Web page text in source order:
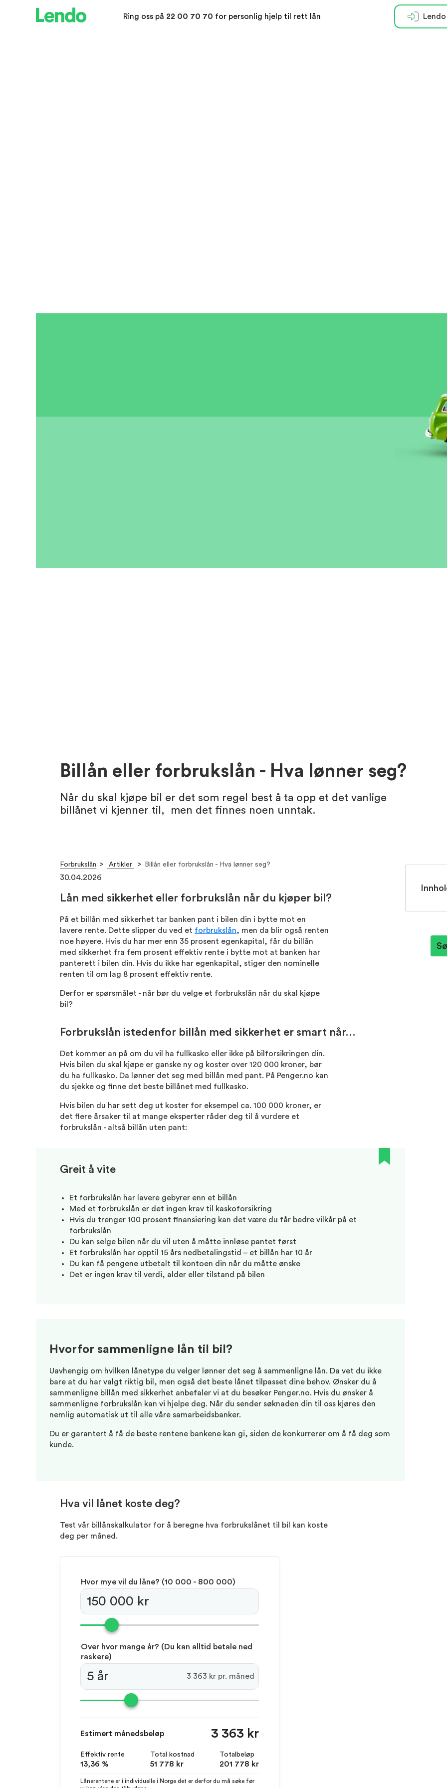
Ring oss på 22 00 70 70 for personlig hjelp til rett lån
Billån eller forbrukslån - Hva lønner seg?
Når du skal kjøpe bil er det som regel best å ta opp et det vanlige
billånet vi kjenner til, men det finnes noen unntak.
Forbrukslån Artikler Billån eller forbrukslån - Hva lønner seg?
30.04.2026
Lån med sikkerhet eller forbrukslån når du kjøper bil?
På et billån med sikkerhet tar banken pant i bilen din i bytte mot en
lavere rente. Dette slipper du ved et forbrukslån, men da blir også renten
noe høyere. Hvis du har mer enn 35 prosent egenkapital, får du billån
med sikkerhet fra fem prosent effektiv rente i bytte mot at banken har
panterett i bilen din. Hvis du ikke har egenkapital, stiger den nominelle
renten til om lag 8 prosent effektiv rente.
Derfor er spørsmålet - når bør du velge et forbrukslån når du skal kjøpe
bil?
Forbrukslån istedenfor billån med sikkerhet er smart når…
Det kommer an på om du vil ha fullkasko eller ikke på bilforsikringen din.
Hvis bilen du skal kjøpe er ganske ny og koster over 120 000 kroner, bør
du ha fullkasko. Da lønner det seg med billån med pant. På Penger.no kan
du sjekke og finne det beste billånet med fullkasko.
Hvis bilen du har sett deg ut koster for eksempel ca. 100 000 kroner, er
det flere årsaker til at mange eksperter råder deg til å vurdere et
forbrukslån - altså billån uten pant:
Greit å vite
Et forbrukslån har lavere gebyrer enn et billån
Med et forbrukslån er det ingen krav til kaskoforsikring
Hvis du trenger 100 prosent finansiering kan det være du får bedre vilkår på et
forbrukslån
Du kan selge bilen når du vil uten å måtte innløse pantet først
Et forbrukslån har opptil 15 års nedbetalingstid – et billån har 10 år
Du kan få pengene utbetalt til kontoen din når du måtte ønske
Det er ingen krav til verdi, alder eller tilstand på bilen
Hvorfor sammenligne lån til bil?
Uavhengig om hvilken lånetype du velger lønner det seg å sammenligne lån. Da vet du ikke
bare at du har valgt riktig bil, men også det beste lånet tilpasset dine behov. Ønsker du å
sammenligne billån med sikkerhet anbefaler vi at du besøker Penger.no. Hvis du ønsker å
sammenligne forbrukslån kan vi hjelpe deg. Når du sender søknaden din til oss kjøres den
nemlig automatisk ut til alle våre samarbeidsbanker.
Du er garantert å få de beste rentene bankene kan gi, siden de konkurrerer om å få deg som
kunde.
Hva vil lånet koste deg?
Test vår billånskalkulator for å beregne hva forbrukslånet til bil kan koste
deg per måned.
Hvor mye vil du låne? (‍10 000 - 800 000)
Over hvor mange år? (Du kan alltid betale ned
raskere)
3 363 kr pr. måned
Estimert månedsbeløp 3 363 kr
Effektiv rente
13,36 %
Total kostnad
51 778 kr
Totalbeløp
201 778 kr
Lånerentene er i individuelle i Norge det er derfor du må søke før